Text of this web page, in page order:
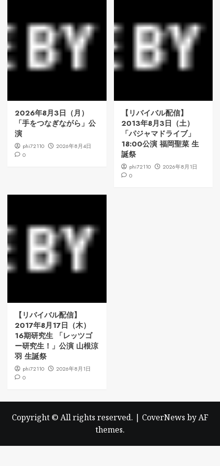
2026年8月3日（月）
「手をつなぎながら」公
演
phi72110
2026年8月4日
0
【リバイバル配信】
2013年8月3日（土）
「パジャマドライブ」
18:00公演 福岡聖菜 生
誕祭
phi72110
2026年8月1日
0
【リバイバル配信】
2017年8月17日（木）
16期研究生 「レッツゴ
ー研究生！」公演 山根涼
羽 生誕祭
phi72110
2026年8月1日
0
Copyright © All rights reserved. | CoverNews by AF
themes.